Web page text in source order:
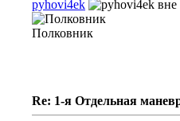
pyhovi4ek
Полковник
Re: 1-я Отдельная